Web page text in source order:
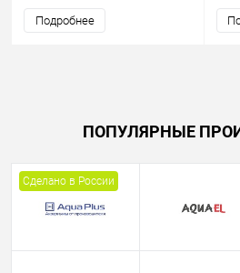
Подробнее
ПОПУЛЯРНЫЕ
Сделано в России